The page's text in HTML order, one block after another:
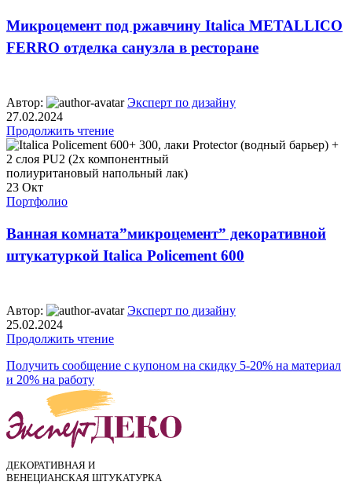
Микроцемент под ржавчину Italica METALLICO
FERRO отделка санузла в ресторане
Автор:
Эксперт по дизайну
27.02.2024
Продолжить чтение
23 Окт
Портфолио
Ванная комната”микроцемент” декоративной
штукатуркой Italica Policement 600
Автор:
Эксперт по дизайну
25.02.2024
Продолжить чтение
Получить сообщение с купоном на скидку 5-20% на материал
и 20% на работу
ДЕКОРАТИВНАЯ И
ВЕНЕЦИАНСКАЯ ШТУКАТУРКА